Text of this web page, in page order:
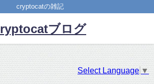
cryptocatの雑記
ブログ
Select Language ▼